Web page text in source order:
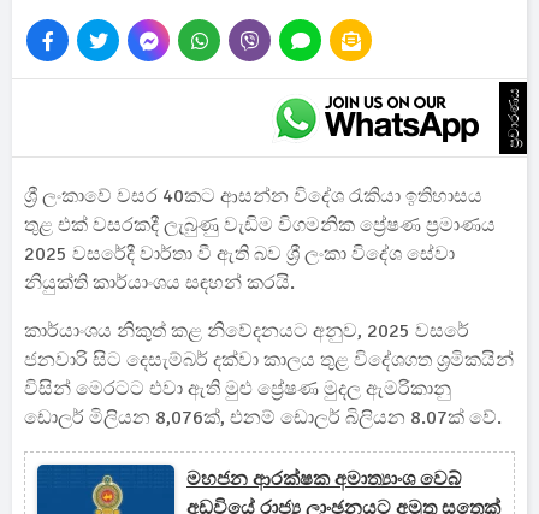
ප්‍රචාරණය
ශ්‍රී ලංකාවේ වසර 40කට ආසන්න විදේශ රැකියා ඉතිහාසය
තුළ එක් වසරකදී ලැබුණු වැඩිම විගමනික ප්‍රේෂණ ප්‍රමාණය
2025 වසරේදී වාර්තා වී ඇති බව ශ්‍රී ලංකා විදේශ සේවා
නියුක්ති කාර්යාංශය සඳහන් කරයි.
කාර්යාංශය නිකුත් කළ නිවේදනයට අනුව, 2025 වසරේ
ජනවාරි සිට දෙසැම්බර් දක්වා කාලය තුළ විදේශගත ශ්‍රමිකයින්
විසින් මෙරටට එවා ඇති මුළු ප්‍රේෂණ මුදල ඇමරිකානු
ඩොලර් මිලියන 8,076ක්, එනම් ඩොලර් බිලියන 8.07ක් වේ.
මහජන ආරක්ෂක අමාත්‍යාංශ වෙබ්
අඩවියේ රාජ්‍ය ලාංඡනයට අමුතු සතෙක්